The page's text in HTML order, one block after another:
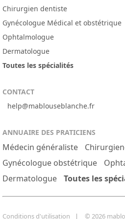
Chirurgien dentiste
Gynécologue Médical et obstétrique
Ophtalmologue
Dermatologue
Toutes les spécialités
CONTACT
help@mablouseblanche.fr
ANNUAIRE DES PRATICIENS
Médecin généraliste
Gynécologue obstétrique
Dermatologue
Toutes les
Conditions d'utilisation © 2026